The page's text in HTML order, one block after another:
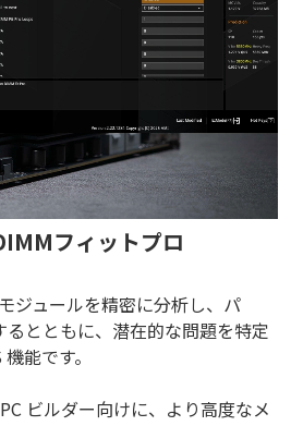
フィットプロ
ジュールを精密に分析し、パ
とともに、潜在的な問題を特定
能です。
ビルダー向けに、より高度なメ